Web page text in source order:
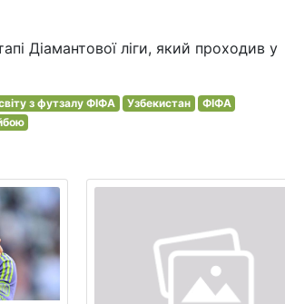
Діамантової ліги, який проходив у
з футзалу ФІФА Узбекистан
ФІФА